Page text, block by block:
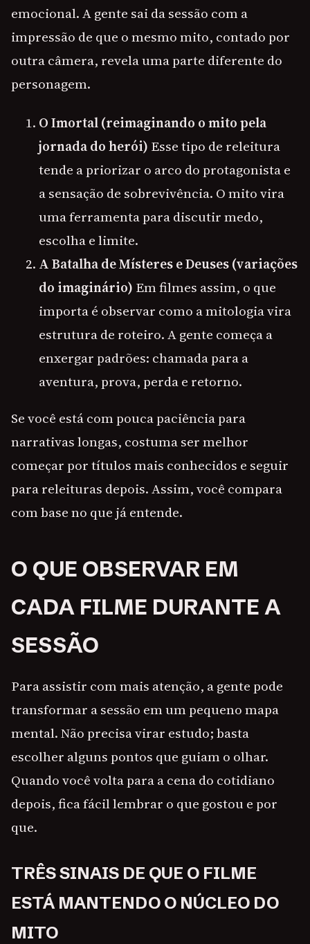
emocional. A gente sai da sessão com a
impressão de que o mesmo mito, contado por
outra câmera, revela uma parte diferente do
personagem.
O Imortal (reimaginando o mito pela
jornada do herói) Esse tipo de releitura
tende a priorizar o arco do protagonista e
a sensação de sobrevivência. O mito vira
uma ferramenta para discutir medo,
escolha e limite.
A Batalha de Místeres e Deuses (variações
do imaginário) Em filmes assim, o que
importa é observar como a mitologia vira
estrutura de roteiro. A gente começa a
enxergar padrões: chamada para a
aventura, prova, perda e retorno.
Se você está com pouca paciência para
narrativas longas, costuma ser melhor
começar por títulos mais conhecidos e seguir
para releituras depois. Assim, você compara
com base no que já entende.
O QUE OBSERVAR EM
CADA FILME DURANTE A
SESSÃO
Para assistir com mais atenção, a gente pode
transformar a sessão em um pequeno mapa
mental. Não precisa virar estudo; basta
escolher alguns pontos que guiam o olhar.
Quando você volta para a cena do cotidiano
depois, fica fácil lembrar o que gostou e por
que.
TRÊS SINAIS DE QUE O FILME
ESTÁ MANTENDO O NÚCLEO DO
MITO